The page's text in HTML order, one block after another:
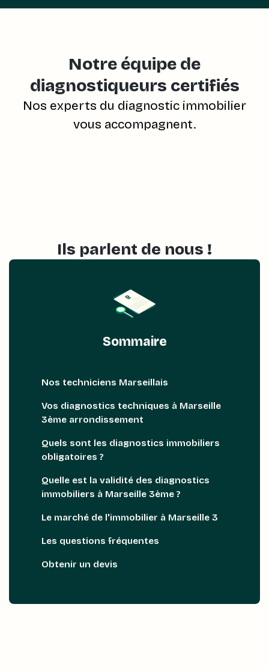
Notre équipe de
diagnostiqueurs certifiés
Nos experts du diagnostic immobilier
vous accompagnent.
Ils parlent de nous !
Sommaire
Nos techniciens Marseillais
Vos diagnostics techniques à Marseille
3ème arrondissement
Quels sont les diagnostics immobiliers
obligatoires ?
Quelle est la validité des diagnostics
immobiliers à Marseille 3ème ?
Le marché de l'immobilier à Marseille 3
Les questions fréquentes
Obtenir un devis